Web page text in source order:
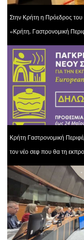
Στην Κρήτη η Πρόεδρος του
«Κρήτη, Γαστρονομική
Κρήτη Γαστρονομική
τον νέο σεφ που θα τη